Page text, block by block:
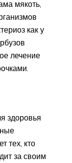
мякоть,
как у
лечение
здоровья
тех, кто
за своим